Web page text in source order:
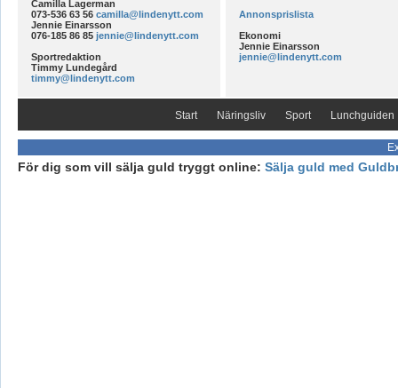
Camilla Lagerman
073-536 63 56 camilla@lindenytt.com
Jennie Einarsson
076-185 86 85 jennie@lindenytt.com
Sportredaktion
Timmy Lundegård
timmy@lindenytt.com
Annonsprislista
Ekonomi
Jennie Einarsson
jennie@lindenytt.com
Start Näringsliv Sport Lunchguiden
För dig som vill sälja guld tryggt online: Sälja guld med